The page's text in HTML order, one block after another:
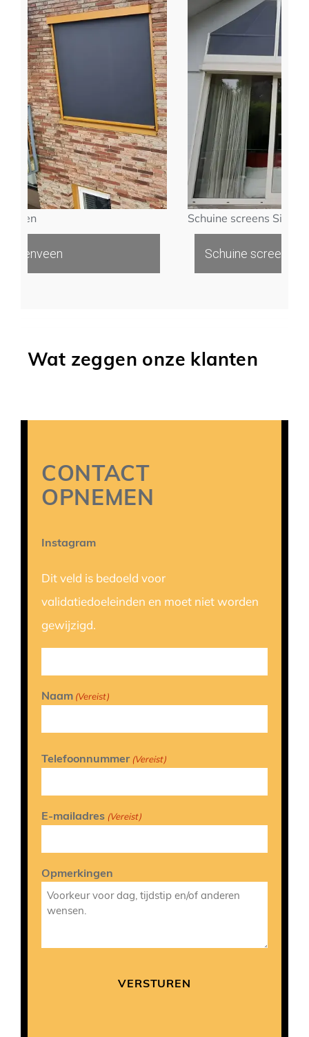
Schuine screens Sint-
Schuine screens Sint-
Wat zeggen onze klanten
CONTACT
OPNEMEN
Instagram
Dit veld is bedoeld voor
validatiedoeleinden en moet niet worden
gewijzigd.
Naam (Vereist)
Telefoonnummer (Vereist)
E-mailadres (Vereist)
Opmerkingen